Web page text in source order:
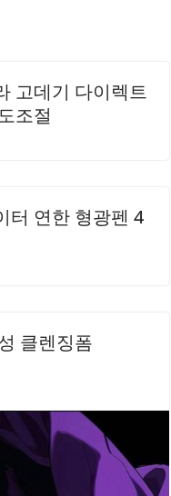
맞게 조절이 가능합니
수 있도록 설계되어
고데기 다이렉트
조절
터 연한 형광펜 4
클렌징폼